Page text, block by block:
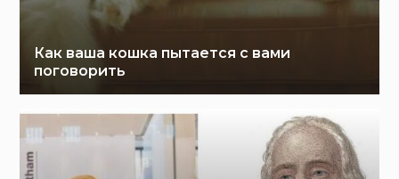
Как ваша кошка пытается с вами
поговорить